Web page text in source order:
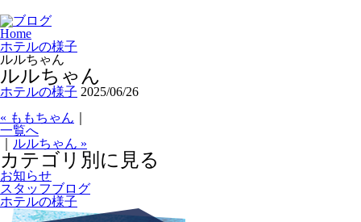
Home
ホテルの様子
ルルちゃん
ルルちゃん
ホテルの様子 2025/06/26
« ももちゃん
一覧へ
ルルちゃん »
カテゴリ別に見る
お知らせ
スタッフブログ
ホテルの様子